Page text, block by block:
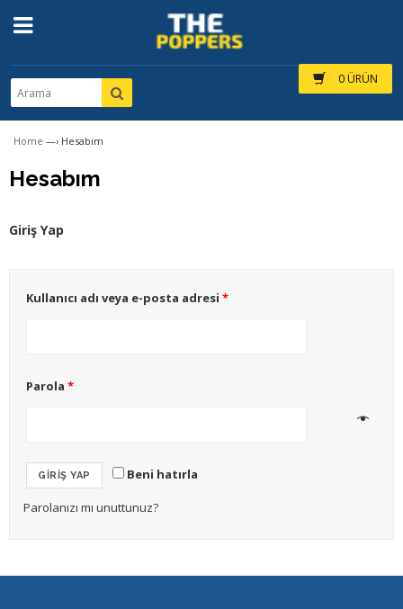
0 ÜRÜN
Home —› Hesabım
Hesabım
Giriş Yap
Kullanıcı adı veya e-posta adresi *
Parola *
Beni hatırla
GIRIŞ YAP
Parolanızı mı unuttunuz?